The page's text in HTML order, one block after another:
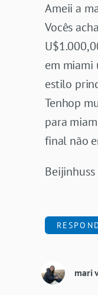
Ameii a
Vocês
em miami
estilo
Tenhop
para
final não
Beijinhuss
mari